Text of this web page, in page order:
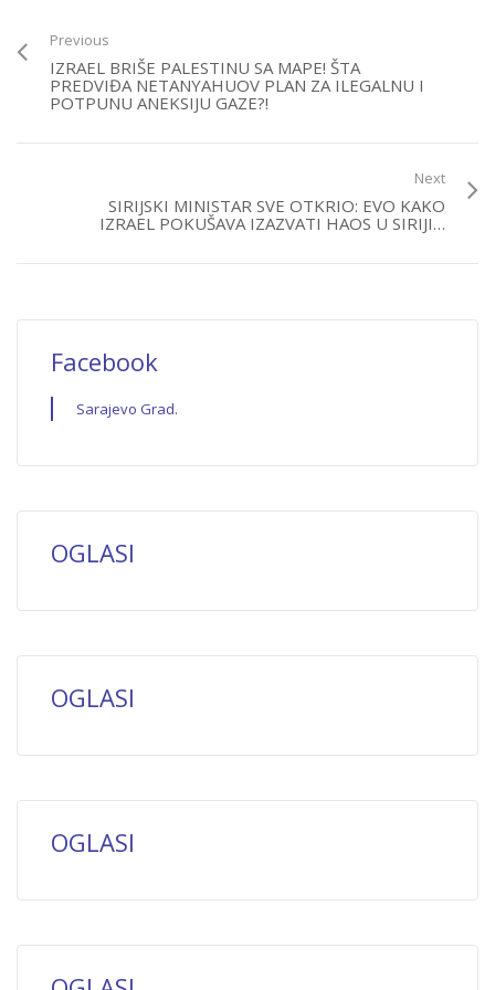
Previous
IZRAEL BRIŠE PALESTINU SA MAPE! ŠTA
PREDVIĐA NETANYAHUOV PLAN ZA ILEGALNU I
POTPUNU ANEKSIJU GAZE?!
Next
SIRIJSKI MINISTAR SVE OTKRIO: EVO KAKO
IZRAEL POKUŠAVA IZAZVATI HAOS U SIRIJI…
Facebook
Sarajevo Grad.
OGLASI
OGLASI
OGLASI